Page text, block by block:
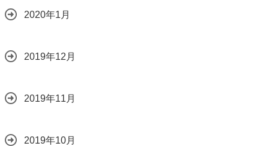
2020年1月
2019年12月
2019年11月
2019年10月